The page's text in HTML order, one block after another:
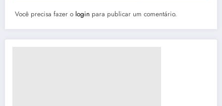
Você precisa fazer o login para publicar um comentário.